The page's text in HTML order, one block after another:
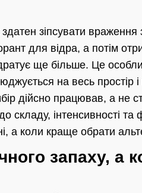
зіпсувати враження
для відра, а потім
ще більше. Це
на весь простір
дійсно працював, а не
складу, інтенсивності
а коли краще обрати
запаху, а